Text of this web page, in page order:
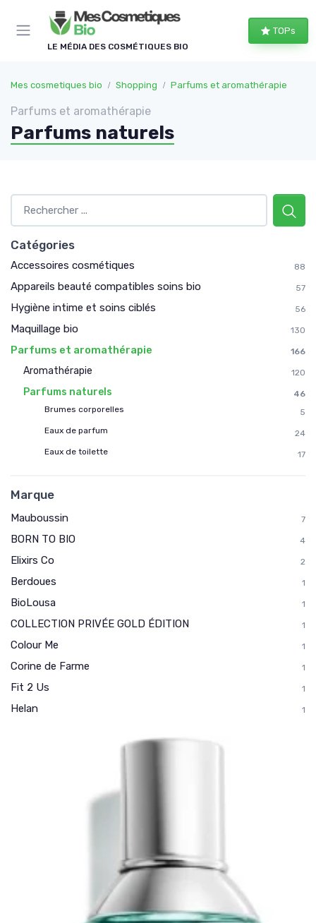
LE MÉDIA DES COSMÉTIQUES BIO
TOPs
Mes cosmetiques bio Shopping Parfums et aromathérapie
Parfums et aromathérapie
Parfums naturels
Catégories
Accessoires cosmétiques 88
Appareils beauté compatibles soins bio 57
Hygiène intime et soins ciblés 56
Maquillage bio 130
Parfums et aromathérapie 166
Aromathérapie 120
Parfums naturels
46
Brumes corporelles
5
Eaux de parfum
24
Eaux de toilette
17
Marque
Mauboussin 7
BORN TO BIO 4
Elixirs Co 2
Berdoues 1
BioLousa 1
COLLECTION PRIVÉE GOLD ÉDITION 1
Colour Me 1
Corine de Farme 1
Fit 2 Us 1
Helan 1
Panneau de gestion des cookies